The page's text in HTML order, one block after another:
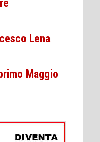
Lena
Maggio